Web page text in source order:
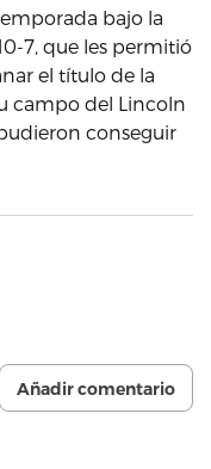
bajo la
7, que les permitió
el título de la
campo del Lincoln
conseguir
Añadir comentario